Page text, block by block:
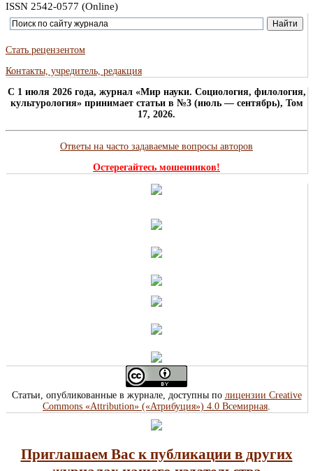
ISSN 2542-0577 (Online)
Стать рецензентом
Контакты, учредитель, редакция
C 1 июля 2026 года, журнал «Мир науки. Социология, филология,
культурология» принимает статьи в №3 (июль — сентябрь), Том
17, 2026.
Ответы на часто задаваемые вопросы авторов
Остерегайтесь мошенников!
Статьи, опубликованные в журнале, доступны по лицензии Creative
Commons «Attribution» («Атрибуция») 4.0 Всемирная.
Приглашаем Вас к публикации в других